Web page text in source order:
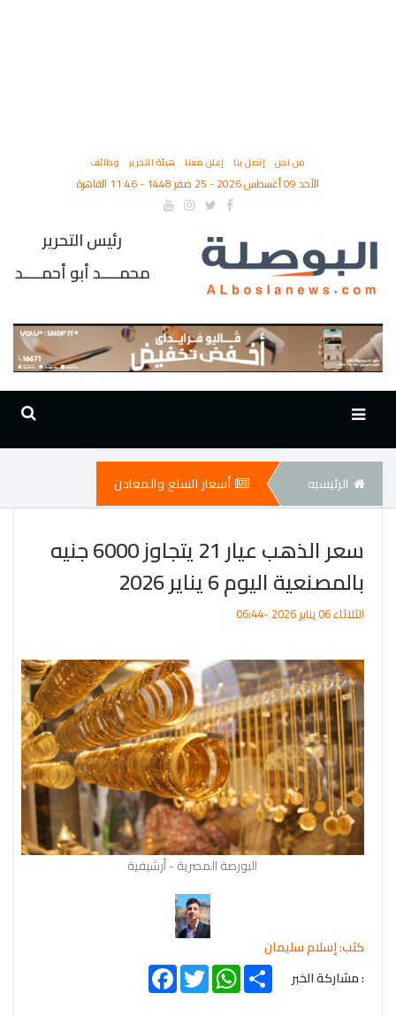
من نحن إتصل بنا إعلن معنا هيئة التحرير وظائف
الأحد 09 أغسطس 2026 - 25 صفر 1448 - 11:46 القاهرة
رئيس التحرير
محمــــد أبو أحمــــد
الرئيسيه أسعار السلع والمعادن
سعر الذهب عيار 21 يتجاوز 6000 جنيه
بالمصنعية اليوم 6 يناير 2026
الثلاثاء 06 يناير 2026 -06:44
البورصة المصرية - أرشيفية
كتب: إسلام سليمان
: مشاركة الخبر
FacebookTwitter
WhatsAppShare